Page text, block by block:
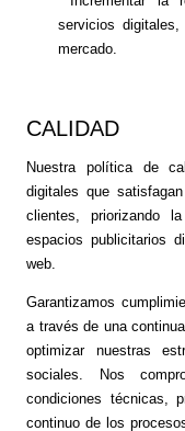
servicios
mercado.
CALIDAD
Nuestra política de
digitales que
clientes, priorizando
espacios publicitarios
web.
Garantizamos
a través de una
optimizar nuestras
sociales. Nos
condiciones técnicas,
continuo de los